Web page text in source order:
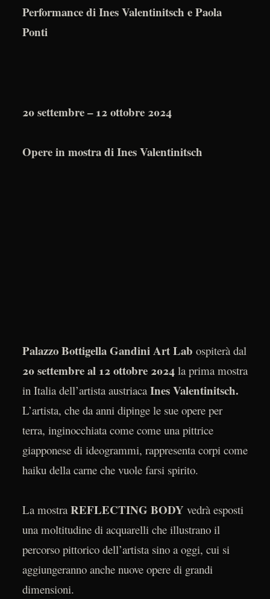
Performance di Ines Valentinitsch e Paola
Ponti
20 settembre – 12 ottobre 2024
Opere in mostra di Ines Valentinitsch
Palazzo Bottigella Gandini Art Lab ospiterà dal
20 settembre al 12 ottobre 2024la prima mostra
in Italia dell’artista austriaca Ines Valentinitsch.
L’artista, che da anni dipinge le sue opere per
terra, inginocchiata come come una pittrice
giapponese di ideogrammi, rappresenta corpi come
haiku della carne che vuole farsi spirito.
La mostra REFLECTING BODY vedrà esposti
una moltitudine di acquarelli che illustrano il
percorso pittorico dell’artista sino a oggi, cui si
aggiungeranno anche nuove opere di grandi
dimensioni.